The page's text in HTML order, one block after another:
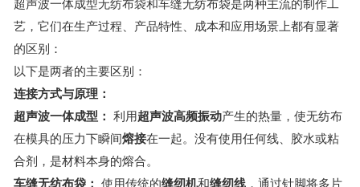
超声波一体成型无纺布袋和车缝无纺布袋是两种主流的制作工
艺，它们在生产过程、产品特性、成本和应用场景上都有显著
的区别：
以下是两者的主要区别：
连接方式与原理：
超声波一体成型： 利用超声波高频振动产生的热量，使无纺布
在模具的压力下瞬间熔接在一起。没有使用任何线、胶水或粘
合剂，是材料本身的熔合。
车缝无纺布袋： 使用传统的缝纫机和缝纫线 ，通过针脚将多片